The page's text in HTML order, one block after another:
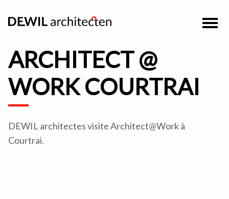
ARCHITECT @
WORK COURTRAI
DEWIL architectes visite Architect@Work à
Courtrai.